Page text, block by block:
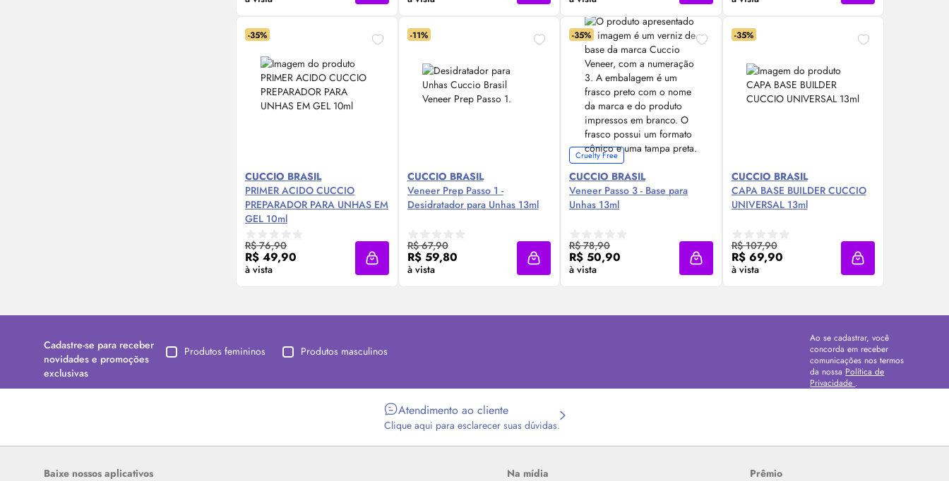
-35%
CUCCIO BRASIL
PRIMER ACIDO CUCCIO
PREPARADOR PARA UNHAS EM
GEL 10ml
R$ 76,90
R$ 49,90
à vista
Compre Agora ❯
Adicionar à sacola
-11%
CUCCIO BRASIL
Veneer Prep Passo 1 -
Desidratador para Unhas 13ml
R$ 67,90
R$ 59,80
à vista
Compre Agora ❯
Adicionar à sacola
-35%
Cruelty Free
CUCCIO BRASIL
Veneer Passo 3 - Base para
Unhas 13ml
R$ 78,90
R$ 50,90
à vista
Compre Agora ❯
Adicionar à sacola
-35%
CUCCIO BRASIL
CAPA BASE BUILDER CUCCIO
UNIVERSAL 13ml
R$ 107,90
R$ 69,90
à vista
Compre Agora ❯
Adicionar à sacola
Cadastre-se para receber
novidades e promoções
exclusivas
Produtos femininos Produtos masculinos
Ao se cadastrar, você
concorda em receber
comunicações nos termos
da nossa Política de
Privacidade .
Atendimento ao cliente
Clique aqui para esclarecer suas dúvidas.
Baixe nossos aplicativos Na mídia Prêmio